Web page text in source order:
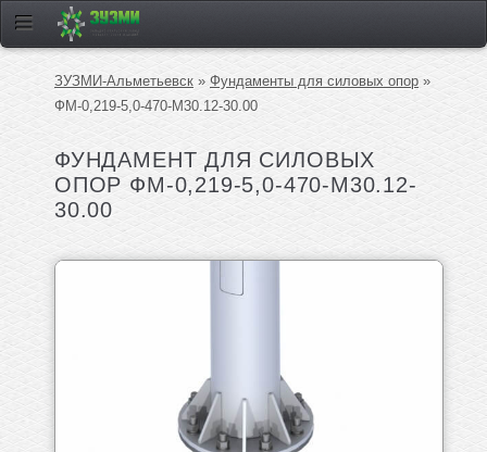
ЗУЗМИ-Альметьевск » Фундаменты для силовых опор »
ФМ-0,219-5,0-470-М30.12-30.00
ФУНДАМЕНТ ДЛЯ СИЛОВЫХ
ОПОР ФМ-0,219-5,0-470-М30.12-
30.00